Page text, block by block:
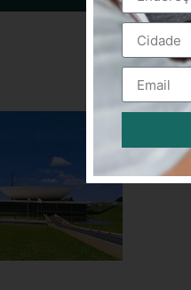
Alternative: